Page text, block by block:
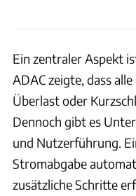
Ein zentraler Aspekt
ADAC zeigte, dass
Überlast oder
Dennoch gibt es
und Nutzerführung.
Stromabgabe
zusätzliche Schritte